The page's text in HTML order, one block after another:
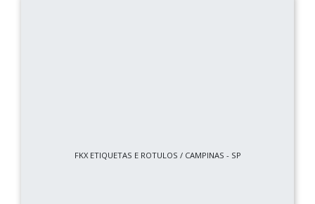
FKX ETIQUETAS E ROTULOS / CAMPINAS - SP